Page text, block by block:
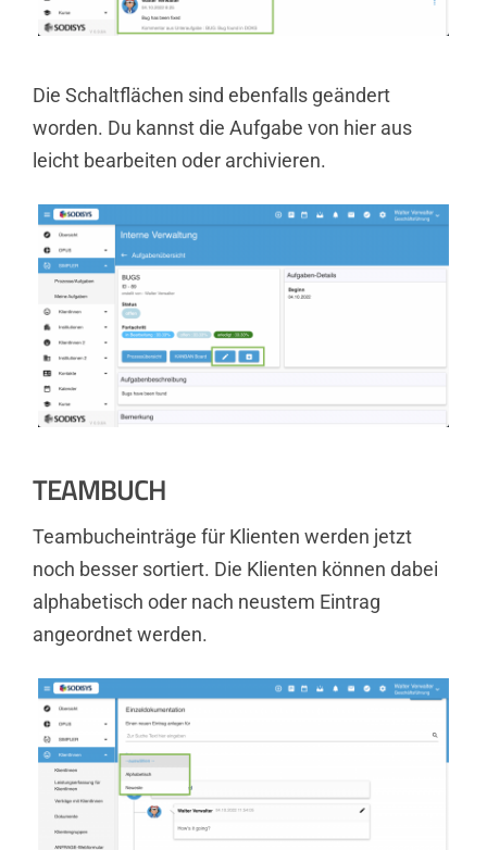
Die Schaltflächen sind ebenfalls geändert
worden. Du kannst die Aufgabe von hier aus
leicht bearbeiten oder archivieren.
TEAMBUCH
Teambucheinträge für Klienten werden jetzt
noch besser sortiert. Die Klienten können dabei
alphabetisch oder nach neustem Eintrag
angeordnet werden.